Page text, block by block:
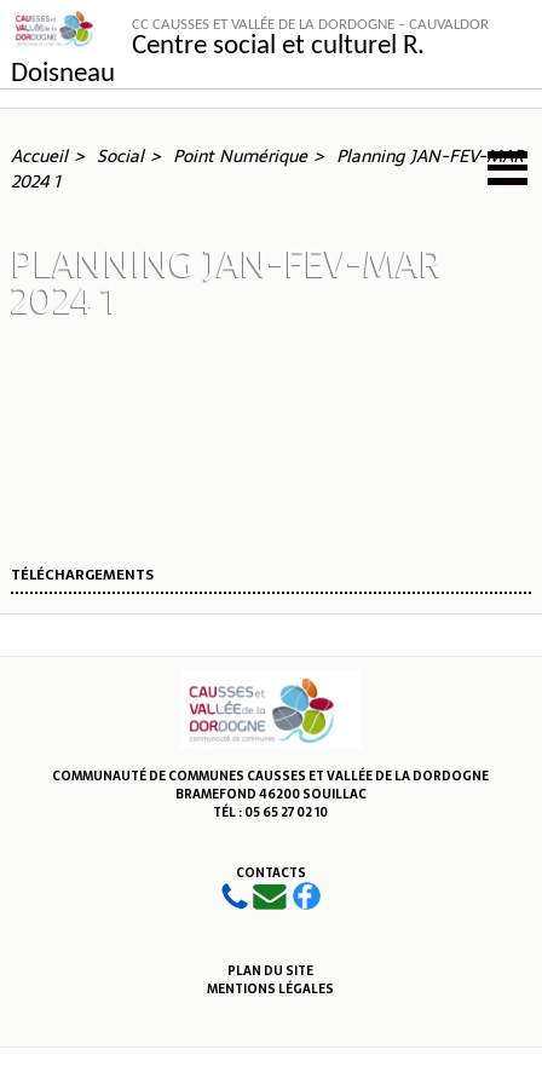
CC CAUSSES ET VALLÉE DE LA DORDOGNE – CAUVALDOR
Centre social et culturel R.
Doisneau
Accueil Social Point Numérique
Planning JAN-FEV-MAR
2024 1
PLANNING JAN-FEV-MAR
2024 1
TÉLÉCHARGEMENTS
COMMUNAUTÉ DE COMMUNES CAUSSES ET VALLÉE DE LA DORDOGNE
BRAMEFOND 46200 SOUILLAC
TÉL : 05 65 27 02 10
CONTACTS
PLAN DU SITE
MENTIONS LÉGALES